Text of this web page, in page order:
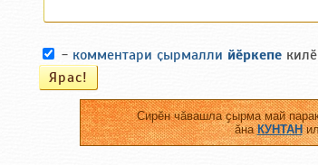
- комментари ҫырмалли йӗркепе
Сирӗн чӑвашла ҫырма май
ӑнаКУНТАН